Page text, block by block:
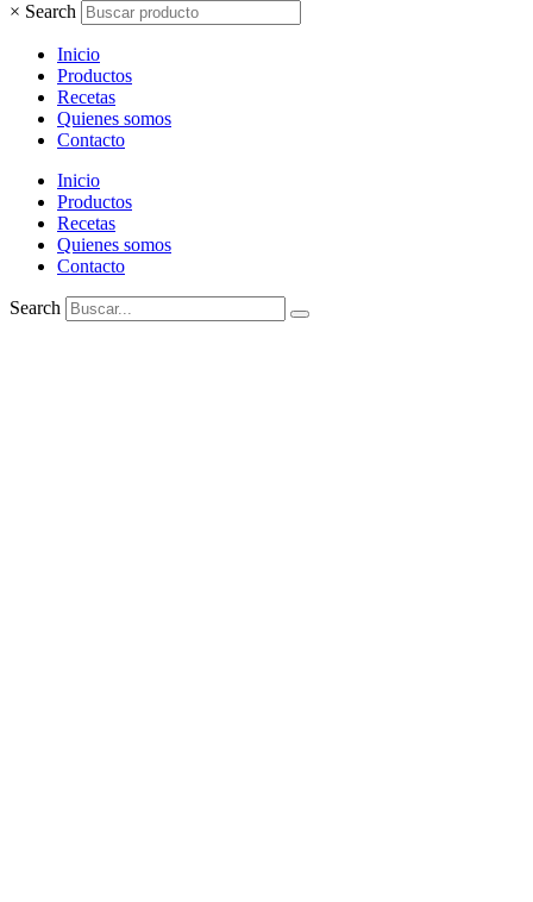
× Search
Inicio
Productos
Recetas
Quienes somos
Contacto
Inicio
Productos
Recetas
Quienes somos
Contacto
Search